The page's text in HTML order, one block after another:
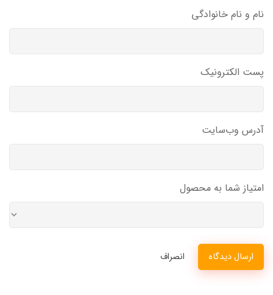
نام و نام خانوادگی
پست الکترونیک
آدرس وب‌سایت
امتیاز شما به محصول
ارسال دیدگاه انصراف